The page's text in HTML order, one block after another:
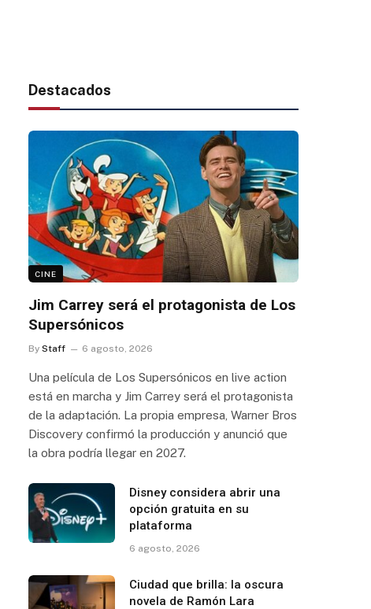
Destacados
CINE
Jim Carrey será el protagonista de Los
Supersónicos
By Staff 6 agosto, 2026
Una película de Los Supersónicos en live action
está en marcha y Jim Carrey será el protagonista
de la adaptación. La propia empresa, Warner Bros
Discovery confirmó la producción y anunció que
la obra podría llegar en 2027.
Disney considera abrir una
opción gratuita en su
plataforma
6 agosto, 2026
Ciudad que brilla: la oscura
novela de Ramón Lara